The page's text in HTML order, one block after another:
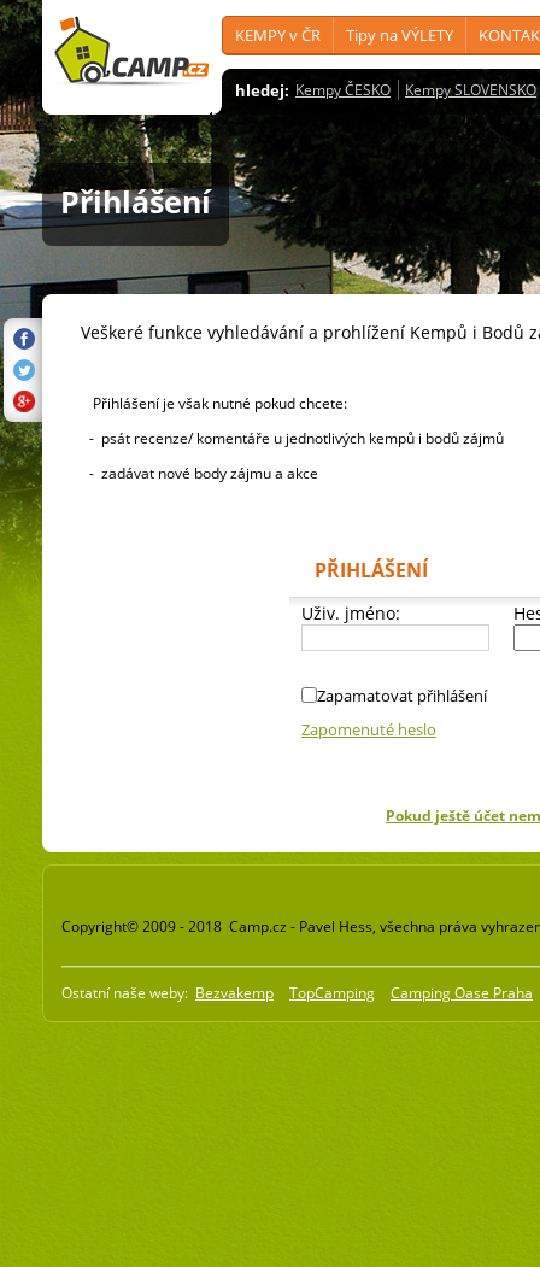
KEMPY v ČR Tipy na VÝLETY
hledej: Kempy ČESKO Kempy SLOVENSKO
Přihlášení
Veškeré funkce vyhledávání a prohlížení Kempů i
Přihlášení je však nutné pokud chcete:
- psát recenze/ komentáře u jednotlivých kempů i bodů zájmů
- zadávat nové body zájmu a akce
PŘIHLÁŠENÍ
Uživ. jméno:
Zapamatovat přihlášení
Zapomenuté heslo
Pokud ještě účet
Copyright© 2009 - 2018 Camp.cz - Pavel Hess, všechna práva
Ostatní naše weby: Bezvakemp TopCamping Camping Oase Praha